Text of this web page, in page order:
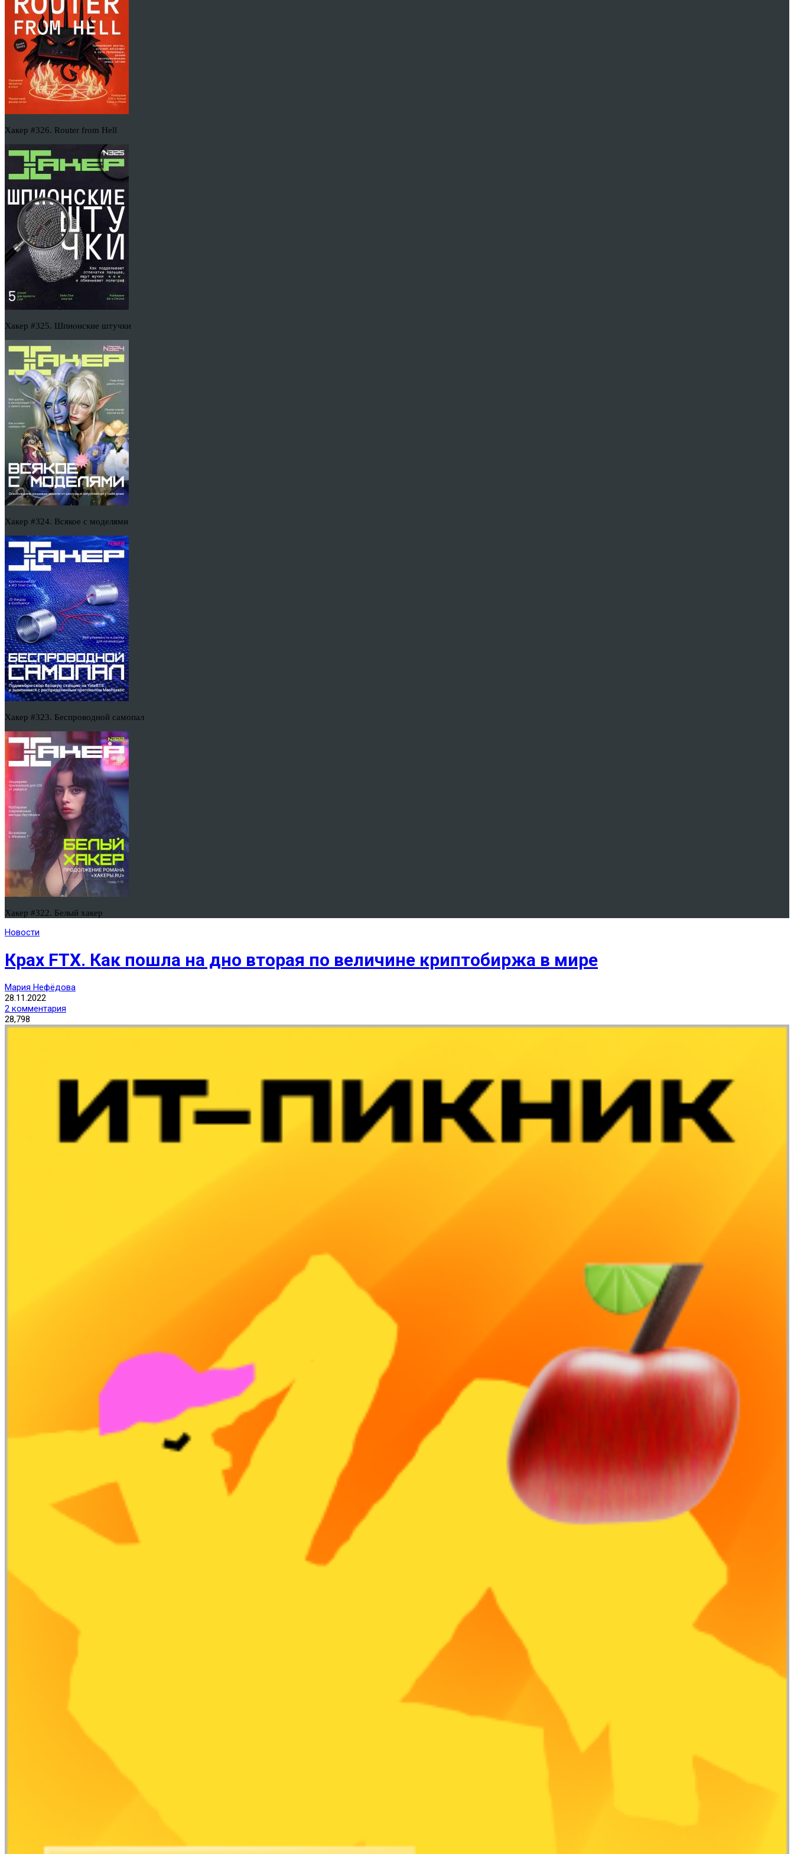
Хакер #326. Router from Hell
Хакер #325. Шпионские штучки
Хакер #324. Всякое с моделями
Хакер #323. Беспроводной самопал
Хакер #322. Белый хакер
Новости
Крах FTX. Как пошла на дно вторая по величине криптобиржа в мире
Мария Нефёдова
28.11.2022
2 комментария
28,798